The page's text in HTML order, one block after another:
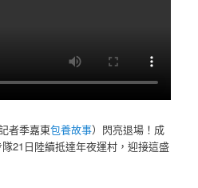
者季嘉東包養故事）閃亮退場！成
21日陸續抵達年夜運村，迎接這盛